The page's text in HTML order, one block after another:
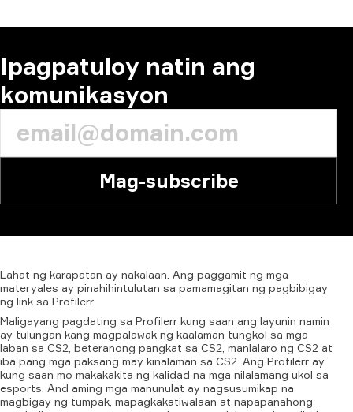
Ipagpatuloy natin ang
komunikasyon
Mag-subscribe
Lahat ng karapatan ay nakalaan. Ang paggamit ng mga
materyales ay pinahihintulutan sa pamamagitan ng pagbibigay
ng link sa Profilerr.
Maligayang pagdating sa Profilerr kung saan ang layunin namin
ay tulungan kang magpalawak ng kaalaman tungkol sa mga
laban sa CS2, beteranong pangkat sa CS2, manlalaro ng CS2 at
iba pang mga paksang may kinalaman sa CS2. Ang Profilerr ay
kung saan mo makakakita ng kalidad na mga nilalamang ukol sa
esports. And aming mga manunulat ay nagsusumikap na
magbigay ng tumpak, mapagkakatiwalaan at napapanahong